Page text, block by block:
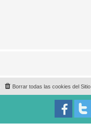
Borrar todas las cookies del Sitio